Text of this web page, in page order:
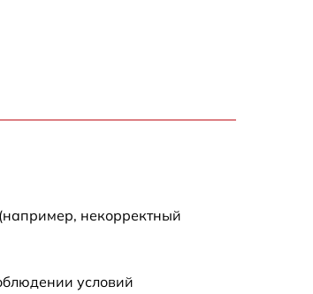
некорректный
условий